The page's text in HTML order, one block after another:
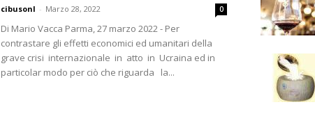
cibusonl - Marzo 28, 2022 0
Di Mario Vacca Parma, 27 marzo 2022 - Per
contrastare gli effetti economici ed umanitari della
grave crisi internazionale in atto in Ucraina ed in
particolar modo per ciò che riguarda la...